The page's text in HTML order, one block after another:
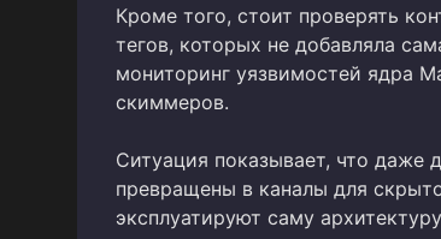
Кроме того, стоит проверять
тегов, которых не добавляла
мониторинг уязвимостей ядра
скиммеров.
Ситуация показывает, что даже
превращены в каналы для
эксплуатируют саму